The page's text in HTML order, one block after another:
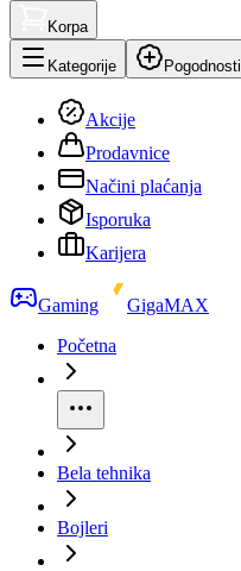
Korpa
Kategorije Pogodnosti
Akcije
Prodavnice
Načini plaćanja
Isporuka
Karijera
Gaming
GigaMAX
Početna
Bela tehnika
Bojleri